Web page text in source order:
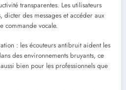
transparentes. Les utilisateurs
des messages et accéder aux
commande vocale.
: les écouteurs antibruit aident les
des environnements bruyants, ce
bien pour les professionnels que